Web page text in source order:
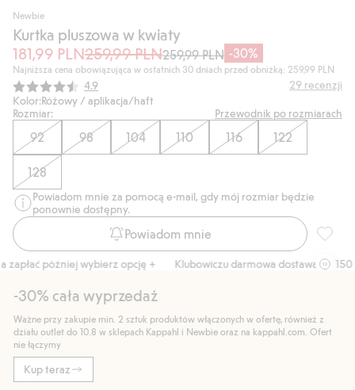
Newbie
Kurtka pluszowa w kwiaty
181,99 PLN259,99 PLN259,99 PLN -30%
Najniższa cena obowiązująca w ostatnich 30 dniach przed obniżką: 259,99 PLN
Średnia ocena:
4.9 29 recenzji
Kolor:Różowy / aplikacja/haft
Rozmiar:
Przewodnik po rozmiarach
92 98 104 110 116 122
128
Powiadom mnie za pomocą e-mail, gdy mój rozmiar będzie
ponownie dostępny.
Powiadom mnie
później wybierz opcję + Klubowiczu darmowa dostawa od 150 zł
-30% cała wyprzedaż
Ważne przy zakupie min. 2 sztuk produktów włączonych w ofertę, również z
działu outlet do 10.8 w sklepach Kappahl i Newbie oraz na kappahl.com. Ofert
nie łączymy
Kup teraz